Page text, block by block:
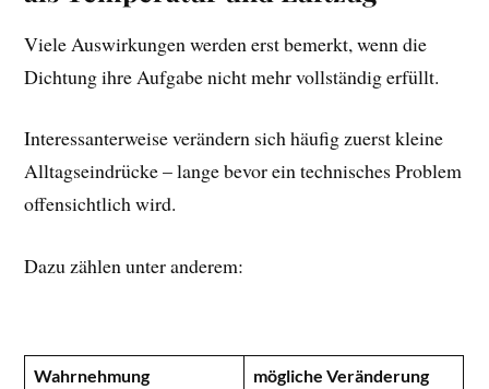
Viele Auswirkungen werden erst bemerkt, wenn die
Dichtung ihre Aufgabe nicht mehr vollständig erfüllt.
Interessanterweise verändern sich häufig zuerst kleine
Alltagseindrücke – lange bevor ein technisches Problem
offensichtlich wird.
Dazu zählen unter anderem:
Wahrnehmung
mögliche Veränderung